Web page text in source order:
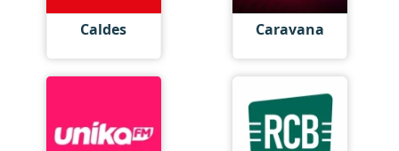
Caldes Caravana